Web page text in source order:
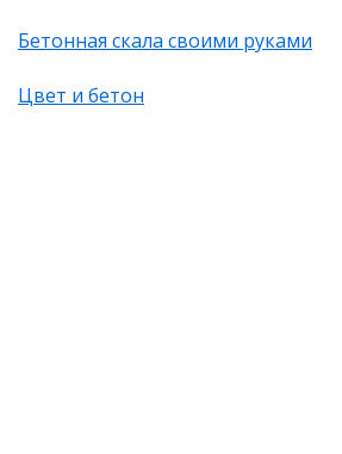
Бетонная скала своими руками
Цвет и бетон